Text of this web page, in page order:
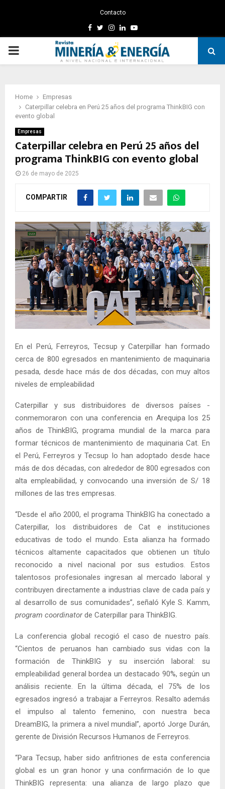
Contacto
Facebook
TwitterInstagram
LinkedinYoutube
PRIMARY
Home
Empresas
Caterpillar celebra en Perú 25 años del programa ThinkBIG con
evento global
Empresas
Caterpillar celebra en Perú 25 años del
programa ThinkBIG con evento global
26 de mayo de 2025
COMPARTIR
En el Perú, Ferreyros, Tecsup y Caterpillar han formado
cerca de 800 egresados en mantenimiento de maquinaria
pesada, desde hace más de dos décadas, con muy altos
niveles de empleabilidad
Caterpillar y sus distribuidores de diversos países ­
conmemoraron con una conferencia en Arequipa los 25
años de ThinkBIG, programa mundial de la marca para
formar técnicos de mantenimiento de maquinaria Cat. En
el Perú, Ferreyros y Tecsup lo han adoptado desde hace
más de dos décadas, con alrededor de 800 egresados con
alta empleabilidad, y convocando una inversión de S/ 18
millones de las tres empresas.
“Desde el año 2000, el programa ThinkBIG ha conectado a
Caterpillar, los distribuidores de Cat e instituciones
educativas de todo el mundo. Esta alianza ha formado
técnicos altamente capacitados que obtienen un título
reconocido a nivel nacional por sus estudios. Estos
talentosos profesionales ingresan al mercado laboral y
contribuyen directamente a industrias clave de cada país y
al desarrollo de sus comunidades”, señaló Kyle S. Kamm,
program coordinatorde Caterpillar para ThinkBIG.
La conferencia global recogió el caso de nuestro país.
“Cientos de peruanos han cambiado sus vidas con la
formación de ThinkBIG y su inserción laboral: su
empleabilidad general bordea un destacado 90%, según un
análisis reciente. En la última década, el 75% de los
egresados ingresó a trabajar a Ferreyros. Resalto además
el impulso al talento femenino, con nuestra beca
DreamBIG, la primera a nivel mundial”, aportó Jorge Durán,
gerente de División Recursos Humanos de Ferreyros.
“Para Tecsup, haber sido anfitriones de esta conferencia
global es un gran honor y una confirmación de lo que
ThinkBIG representa: una alianza de largo plazo que